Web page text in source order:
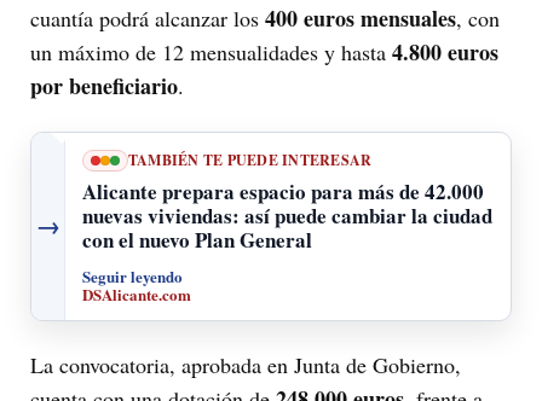
cuantía podrá alcanzar los 400 euros mensuales, con
un máximo de 12 mensualidades y hasta 4.800 euros
por beneficiario.
→
TAMBIÉN TE PUEDE INTERESAR
Alicante prepara espacio para más de 42.000
nuevas viviendas: así puede cambiar la ciudad
con el nuevo Plan General
Seguir leyendo
DSAlicante.com
La convocatoria, aprobada en Junta de Gobierno,